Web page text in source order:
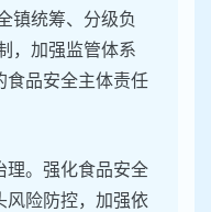
镇统筹、分级负
，加强监管体系
食品安全主体责任
理。强化食品安全
风险防控，加强依